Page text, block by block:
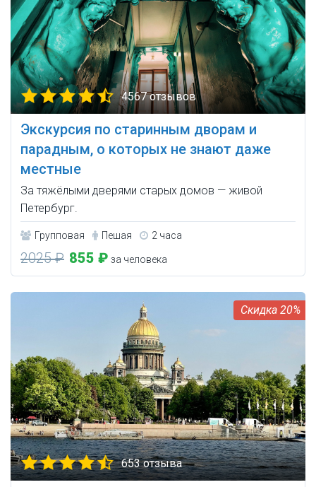
4567 отзывов
Экскурсия по старинным дворам и
парадным, о которых не знают даже
местные
За тяжёлыми дверями старых домов — живой
Петербург.
Групповая Пешая 2 часа
2025 ₽ 855 ₽ за человека
20%
653 отзыва